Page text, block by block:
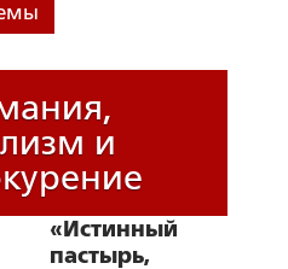
и
«Истинный
пастырь,